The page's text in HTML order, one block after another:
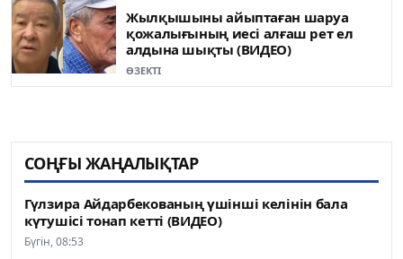
Жылқышыны айыптаған шаруа
қожалығының иесі алғаш рет ел
алдына шықты (ВИДЕО)
ӨЗЕКТІ
СОҢҒЫ ЖАҢАЛЫҚТАР
Гүлзира Айдарбекованың үшінші келінін бала
күтушісі тонап кетті (ВИДЕО)
Бүгін, 08:53